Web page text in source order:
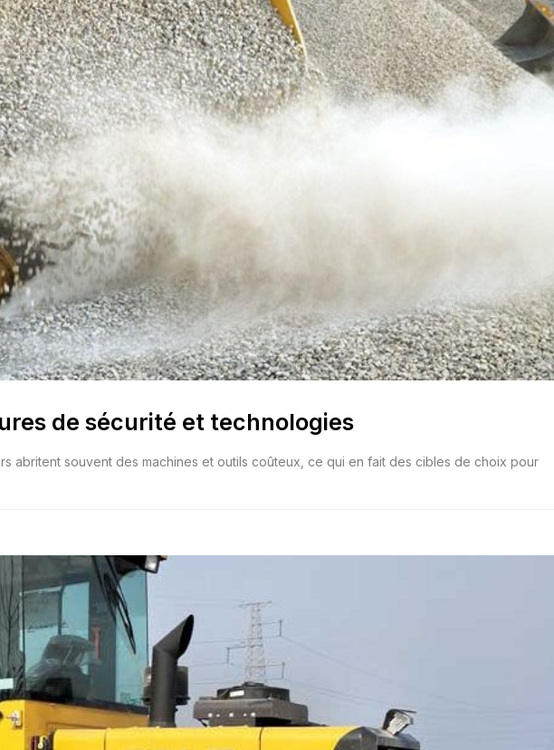
de sécurité et technologies
abritent souvent des machines et outils coûteux, ce qui en fait des cibles de choix pour